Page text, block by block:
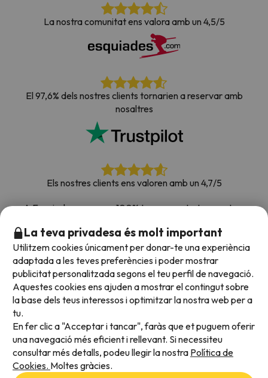
La nostra comunitat ens valora amb un 4,5/5
El 97,6% dels nostres clients tornarien a reservar amb
nosaltres
Els nostres clients ens valoren amb un 4,7/5
A Esquiades.com som 100% transparents. Les nostres
opinió, totes les enquestes que rebem i que publiquem a la
web són de clients reals.
Confia en nosaltres|Hem portat de viatge més de
700.000 persones a la neu.
Acceptem
La teva privadesa és molt important
Utilitzem cookies únicament per donar-te una experiència
adaptada a les teves preferències i poder mostrar
publicitat personalitzada segons el teu perfil de navegació.
Aquestes cookies ens ajuden a mostrar el contingut sobre
la base dels teus interessos i optimitzar la nostra web per a
tu.
En fer clic a "Acceptar i tancar", faràs que et puguem oferir
una navegació més eficient i rellevant. Si necessiteu
consultar més detalls, podeu llegir la nostra Política de
Cookies. Moltes gràcies.